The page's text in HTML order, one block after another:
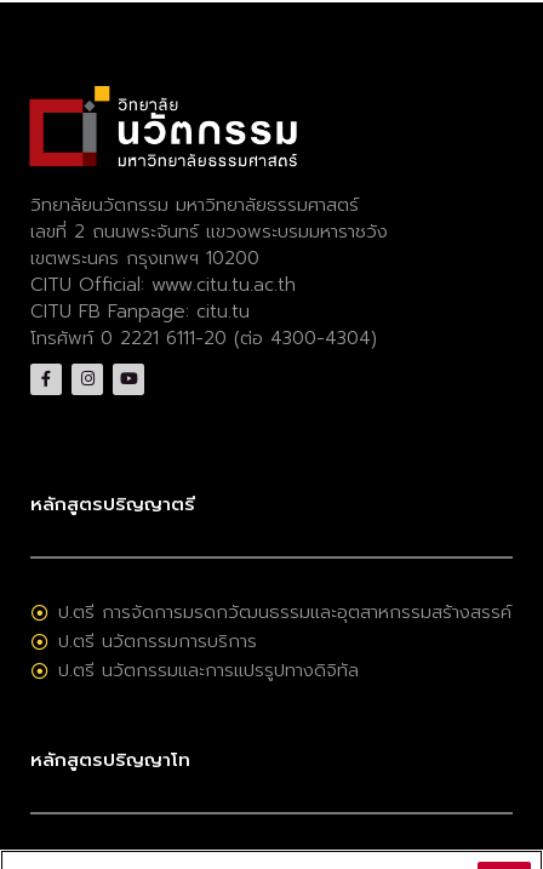
วิทยาลัยนวัตกรรม มหาวิทยาลัยธรรมศาสตร์
เลขที่ 2 ถนนพระจันทร์ แขวงพระบรมมหาราชวัง
เขตพระนคร กรุงเทพฯ 10200
CITU Official: www.citu.tu.ac.th
CITU FB Fanpage: citu.tu
โทรศัพท์ 0 2221 6111-20 (ต่อ 4300-4304)
หลักสูตรปริญญาตรี
ป.ตรี การจัดการมรดกวัฒนธรรมและอุตสาหกรรมสร้างสรรค์
ป.ตรี นวัตกรรมการบริการ
ป.ตรี นวัตกรรมและการแปรรูปทางดิจิทัล
หลักสูตรปริญญาโท